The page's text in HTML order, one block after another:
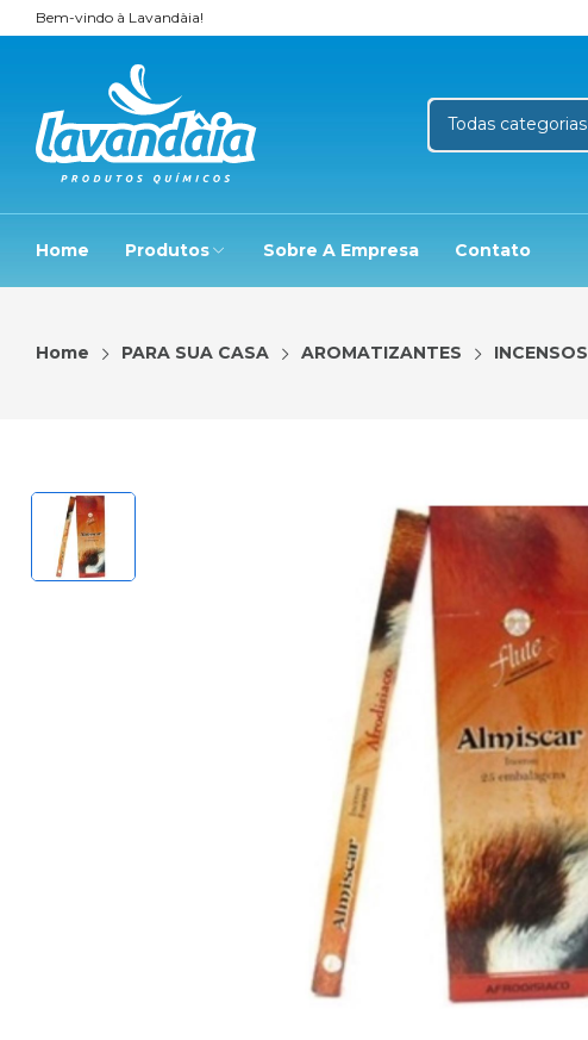
Bem-vindo à Lavandàia!
Home Produtos Sobre A Empresa Contato
Home PARA SUA CASA AROMATIZANTES INCENSOS